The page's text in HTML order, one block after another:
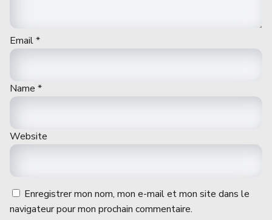
Email*
Name *
Website
Enregistrer mon nom, mon e-mail et mon site dans le
navigateur pour mon prochain commentaire.